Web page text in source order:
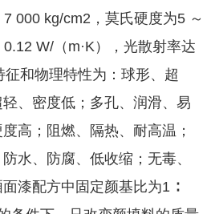
000 kg/cm2，莫氏硬度为5 ～
W/（m·K），光散射率达
和物理特性为：球形、超
、密度低；多孔、润滑、易
高；阻燃、隔热、耐高温；
水、防腐、低收缩；无毒、
漆配方中固定颜基比为1 ∶